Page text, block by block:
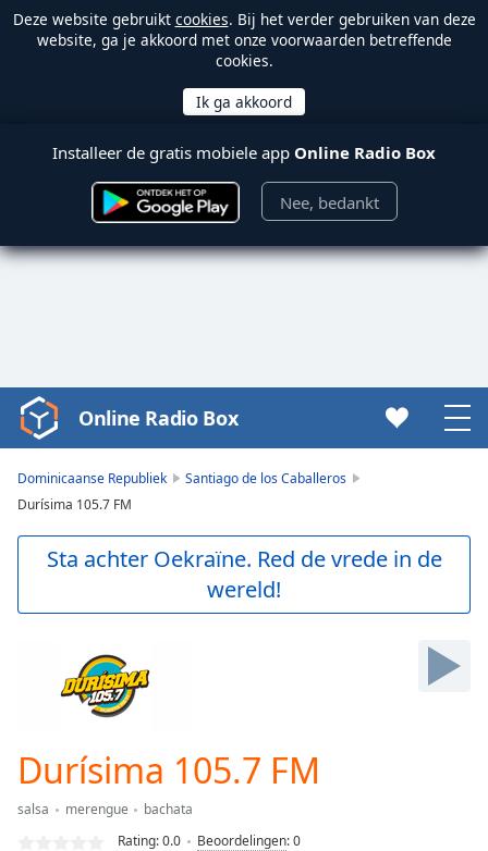
Deze website gebruikt cookies. Bij het verder gebruiken van deze
website, ga je akkoord met onze voorwaarden betreffende
cookies.
Installeer de gratis mobiele app Online Radio Box
Nee, bedankt
Video
Player
loading.
Video
Backward
Current
Duration-:-
0.00%
Online Radio Box
Dominicaanse Republiek
Santiago de los Caballeros
Durísima 105.7 FM
Sta achter Oekraïne. Red de vrede in de
wereld!
Durísima 105.7 FM
salsa merengue
bachata
Rating:0.0 Beoordelingen:0